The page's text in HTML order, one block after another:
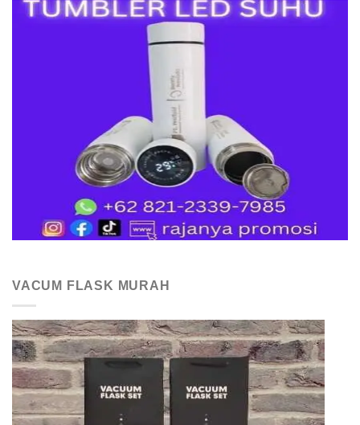
VACUM FLASK MURAH